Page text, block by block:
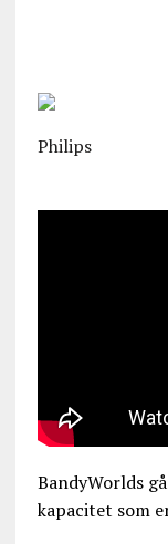
Philips
BandyWorlds
kapacitet som